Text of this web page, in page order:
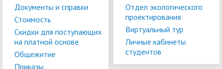
Документы и справки
Стоимость
Скидки для поступающих
на платной основе
Общежитие
Приказы
Отдел экологического
проектирования
Виртуальный тур
Личные кабинеты
студентов